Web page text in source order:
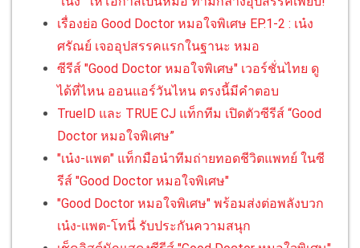
เรื่องย่อ Good Doctor หมอใจพิเศษ EP.1-2 : เน๋ง
ศรัณย์ เจออุปสรรคแรกในฐานะ หมอ
ซีรีส์ "Good Doctor หมอใจพิเศษ" เวอร์ชั่นไทย ดู
ได้ที่ไหน ออนแอร์วันไหน ตรงนี้มีคำตอบ
TrueID และ TRUE CJ แท็กทีม เปิดตัวซีรีส์ “Good
Doctor หมอใจพิเศษ”
"เน๋ง-แพต" แท็กมือนำทีมถ่ายทอดชีวิตแพทย์ ในซี
รีส์ "Good Doctor หมอใจพิเศษ"
"Good Doctor หมอใจพิเศษ" พร้อมส่งต่อพลังบวก
เน๋ง-แพต-โทนี่ รับประกันความสนุก